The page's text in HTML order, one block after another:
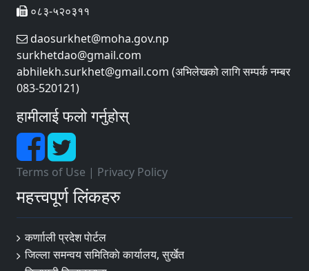
०८३-५२०३११
daosurkhet@moha.gov.np
surkhetdao@gmail.com
abhilekh.surkhet@gmail.com (अभिलेखको लागि सम्पर्क नम्बर
083-520121)
हामीलाई फलो गर्नुहोस्
Terms of Use | Privacy Policy
महत्त्वपूर्ण लिंकहरु
कर्णााली प्रदेश पाेर्टल
जिल्ला समन्वय समितिकाे कार्यालय, सुर्खेत